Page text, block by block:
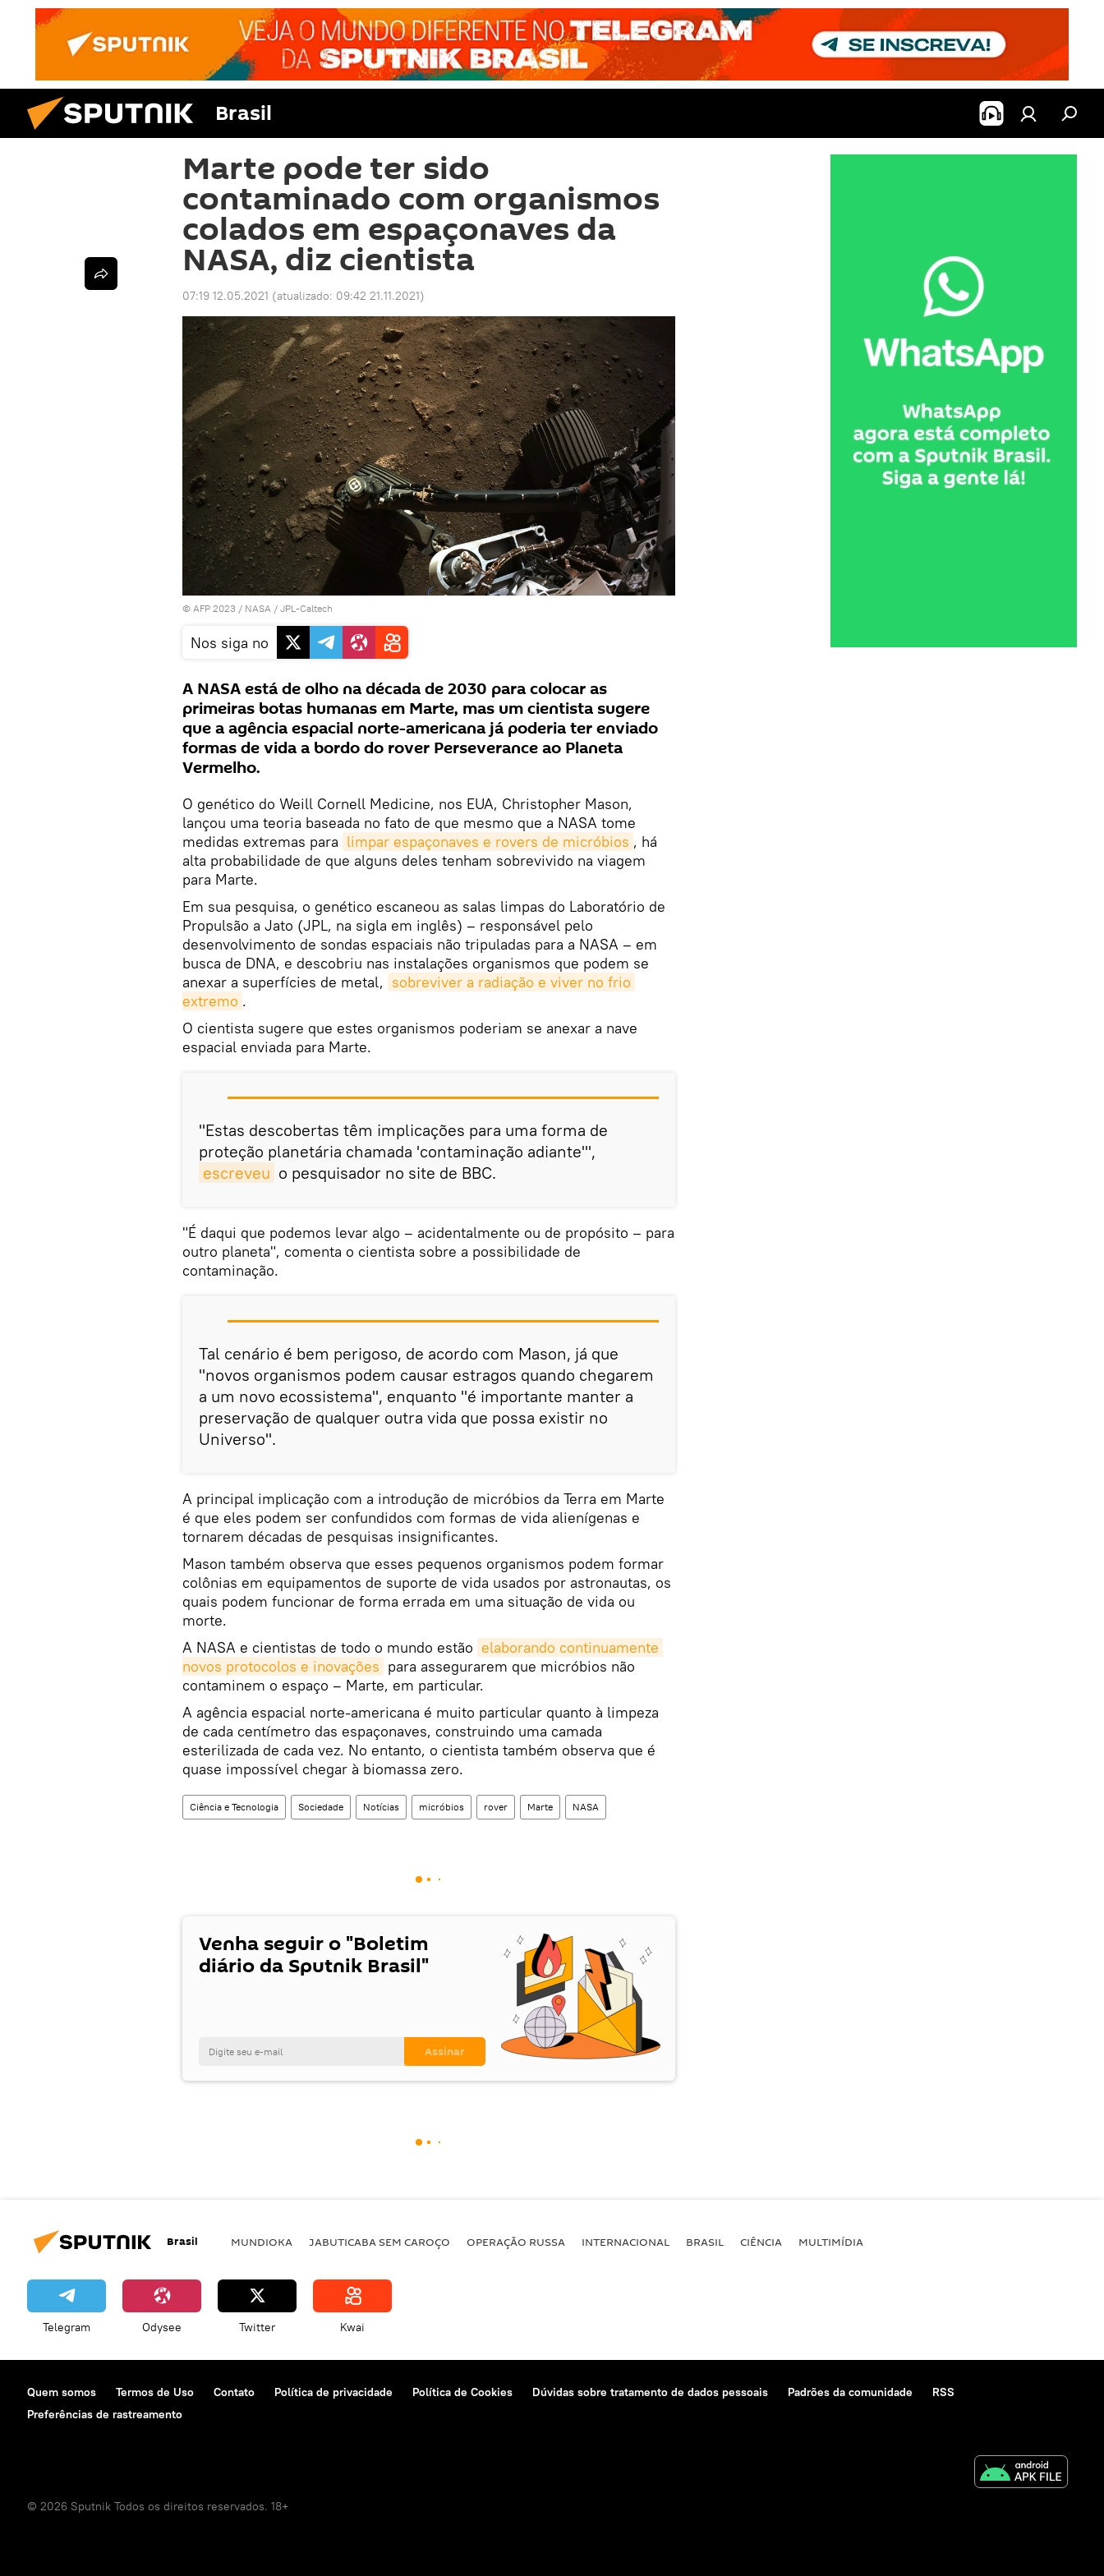
Brasil
Marte pode ter sido
contaminado com organismos
colados em espaçonaves da
NASA, diz cientista
07:19 12.05.2021 (atualizado: 09:42 21.11.2021)
© AFP 2023 / NASA / JPL-Caltech
Nos siga no
A NASA está de olho na década de 2030 para colocar as
primeiras botas humanas em Marte, mas um cientista sugere
que a agência espacial norte-americana já poderia ter enviado
formas de vida a bordo do rover Perseverance ao Planeta
Vermelho.
O genético do Weill Cornell Medicine, nos EUA, Christopher Mason,
lançou uma teoria baseada no fato de que mesmo que a NASA tome
medidas extremas para limpar espaçonaves e rovers de micróbios , há
alta probabilidade de que alguns deles tenham sobrevivido na viagem
para Marte.
Em sua pesquisa, o genético escaneou as salas limpas do Laboratório de
Propulsão a Jato (JPL, na sigla em inglês) – responsável pelo
desenvolvimento de sondas espaciais não tripuladas para a NASA – em
busca de DNA, e descobriu nas instalações organismos que podem se
anexar a superfícies de metal, sobreviver a radiação e viver no frio
extremo .
O cientista sugere que estes organismos poderiam se anexar a nave
espacial enviada para Marte.
"Estas descobertas têm implicações para uma forma de
proteção planetária chamada 'contaminação adiante'",
escreveu o pesquisador no site de BBC.
"É daqui que podemos levar algo – acidentalmente ou de propósito – para
outro planeta", comenta o cientista sobre a possibilidade de
contaminação.
Tal cenário é bem perigoso, de acordo com Mason, já que
"novos organismos podem causar estragos quando chegarem
a um novo ecossistema", enquanto "é importante manter a
preservação de qualquer outra vida que possa existir no
Universo".
A principal implicação com a introdução de micróbios da Terra em Marte
é que eles podem ser confundidos com formas de vida alienígenas e
tornarem décadas de pesquisas insignificantes.
Mason também observa que esses pequenos organismos podem formar
colônias em equipamentos de suporte de vida usados por astronautas, os
quais podem funcionar de forma errada em uma situação de vida ou
morte.
A NASA e cientistas de todo o mundo estão elaborando continuamente
novos protocolos e inovações para assegurarem que micróbios não
contaminem o espaço – Marte, em particular.
A agência espacial norte-americana é muito particular quanto à limpeza
de cada centímetro das espaçonaves, construindo uma camada
esterilizada de cada vez. No entanto, o cientista também observa que é
quase impossível chegar à biomassa zero.
Ciência e Tecnologia Sociedade Notícias micróbios rover Marte NASA
Venha seguir o "Boletim
diário da Sputnik Brasil"
Brasil MUNDIOKA JABUTICABA SEM CAROÇO OPERAÇÃO RUSSA INTERNACIONAL BRASIL CIÊNCIA MULTIMÍDIA
Telegram Odysee Twitter Kwai
Quem somos Termos de Uso Contato Política de privacidade Política de Cookies Dúvidas sobre tratamento de dados pessoais Padrões da comunidade
RSS
Preferências de rastreamento
© 2026 Sputnik Todos os direitos reservados. 18+